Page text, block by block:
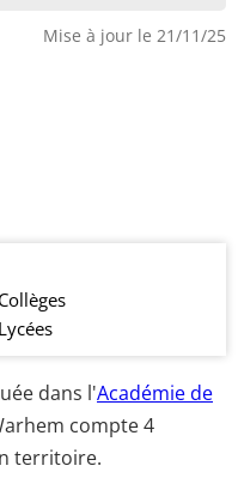
Mise à jour le 21/11/25
Collèges
Lycées
dans l'Académie de
compte 4
territoire.